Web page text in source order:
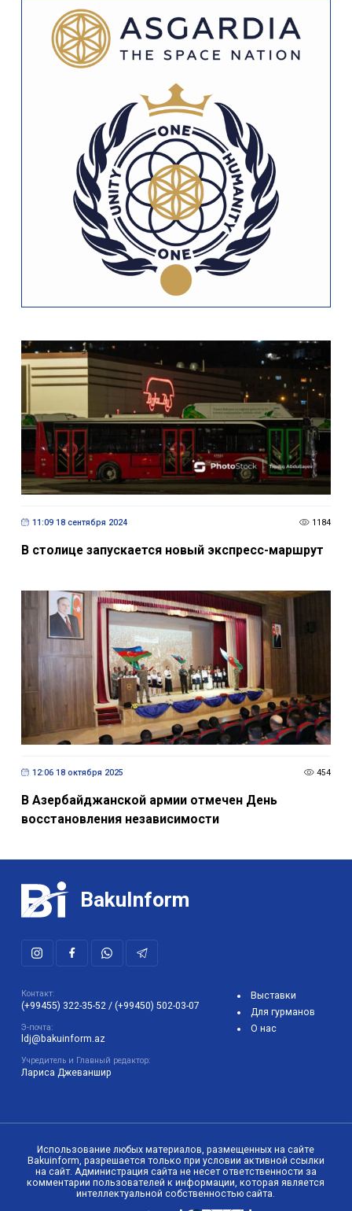
11:09 18 сентября 2024 1184
В столице запускается новый экспресс-маршрут
12:06 18 октября 2025 454
В Азербайджанской армии отмечен День
восстановления независимости
BakuInform
Контакт:
(+99455) 322-35-52 / (+99450) 502-03-07
Э-почта:
ldj@bakuinform.az
Учредитель и Главный редактор:
Лариса Джеваншир
Выставки
Для гурманов
О нас
Использование любых материалов, размещенных на сайте
Bakuinform, разрешается только при условии активной ссылки
на сайт. Администрация сайта не несет ответственности за
комментарии пользователей к информации, которая является
интеллектуальной собственностью сайта.